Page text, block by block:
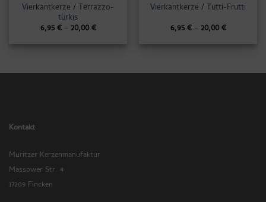
Vierkantkerze / Terrazzo-
türkis
6,95€– 20,00€
Vierkantkerze / Tutti-Frutti
6,95€– 20,00€
Kontakt
Müritzer Kerzenmanufaktur
Massower Str. 4
17209 Fincken